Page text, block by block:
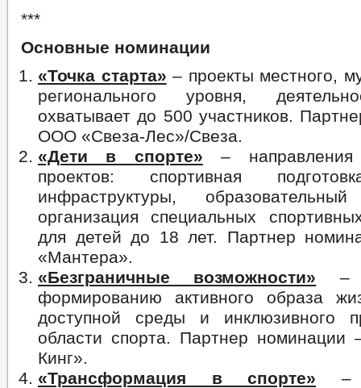
***
Основные номинации
«Точка старта» – проекты местного,
регионального уровня,
охватывает до 500 участников.
ООО «Свеза-Лес»/Свеза.
«Дети в спорте»
– направления
проектов: спортивная
инфраструктуры,
организация специальных
для детей до 18 лет. Партнер
«Мантера».
«Безграничные возможности»
–
формированию активного образа
доступной среды и инклюзивного
области спорта. Партнер
Кинг».
«Трансформация в спорте»
–